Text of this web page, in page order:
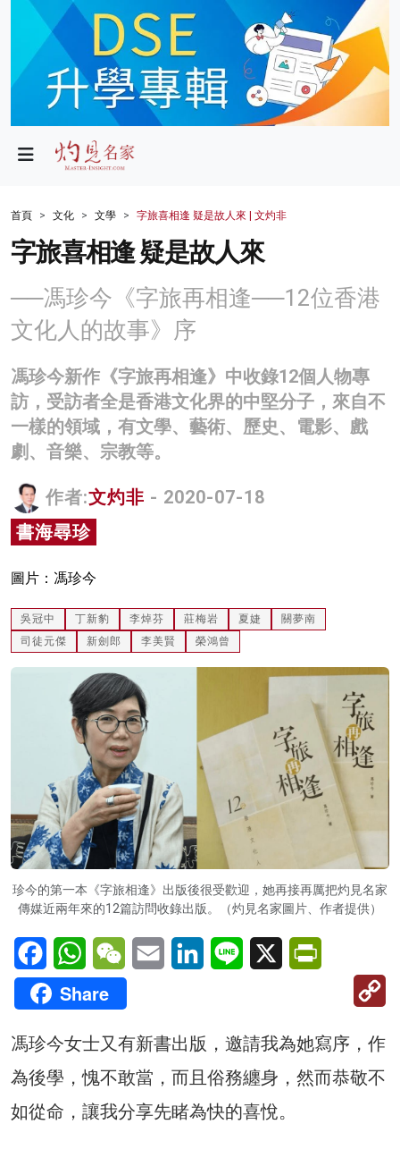
政局
財經
生活
商業
影片
名家榜
灼見活動
關於我們
首頁 文化 文學 字旅喜相逢 疑是故人來 | 文灼非
字旅喜相逢 疑是故人來
──馮珍今《字旅再相逢──12位香港
文化人的故事》序
馮珍今新作《字旅再相逢》中收錄12個人物專
訪，受訪者全是香港文化界的中堅分子，來自不
一樣的領域，有文學、藝術、歷史、電影、戲
劇、音樂、宗教等。
作者:文灼非 - 2020-07-18
書海尋珍
圖片：馮珍今
吳冠中 丁新豹 李焯芬 莊梅岩 夏婕
關夢南
司徒元傑
新劍郎 李美賢 榮鴻曾
珍今的第一本《字旅相逢》出版後很受歡迎，她再接再厲把灼見名家
傳媒近兩年來的12篇訪問收錄出版。（灼見名家圖片、作者提供）
FacebookWhatsAppWeChatEmail LinkedInLine X
Share
馮珍今女士又有新書出版，邀請我為她寫序，作
為後學，愧不敢當，而且俗務纏身，然而恭敬不
如從命，讓我分享先睹為快的喜悅。